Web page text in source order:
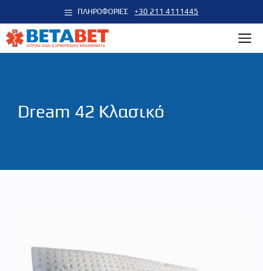
σε
περιεχόμενο
+30 211 4111445
ΠΛΗΡΟΦΟΡΙΕΣ
Dream 42 Κλασικό